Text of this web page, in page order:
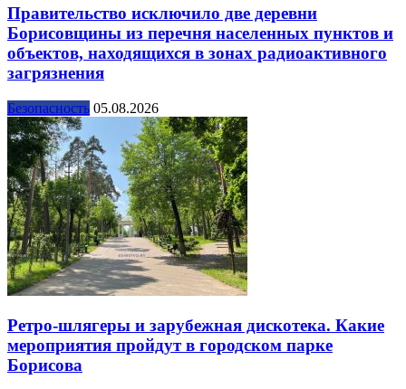
Правительство исключило две деревни
Борисовщины из перечня населенных пунктов и
объектов, находящихся в зонах радиоактивного
загрязнения
Безопасность 05.08.2026
Ретро-шлягеры и зарубежная дискотека. Какие
мероприятия пройдут в городском парке
Борисова